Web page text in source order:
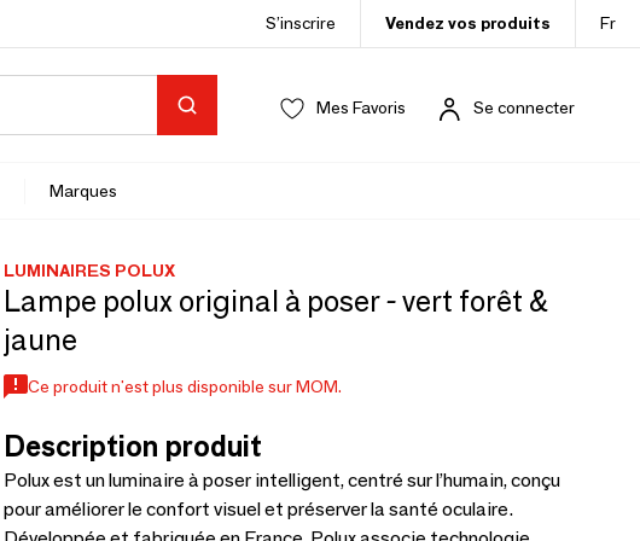
S’inscrire Vendez vos produits Fr
Mes Favoris Se connecter
Marques
LUMINAIRES POLUX
Lampe polux original à poser - vert forêt &
jaune
Ce produit n'est plus disponible sur MOM.
Description produit
Polux est un luminaire à poser intelligent, centré sur l’humain, conçu
pour améliorer le confort visuel et préserver la santé oculaire.